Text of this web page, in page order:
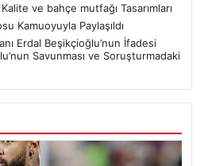
Erdal Beşikçioğlu’nun İfadesi
Savunması ve Soruşturmadaki